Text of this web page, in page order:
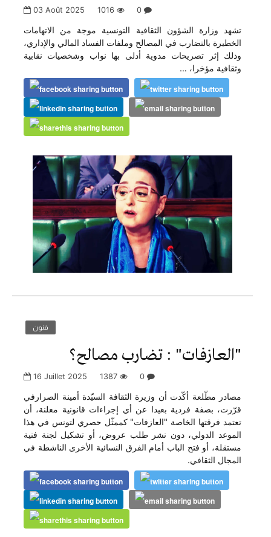
03 Août 2025 1016 0
تشهد وزارة الشؤون الثقافية التونسية موجة من الاتهامات
الخطيرة بالتضارب في المصالح وملفات الفساد المالي والإداري،
وذلك إثر تصريحات مدوية أدلى بها نواب وشخصيات نقابية
وثقافية مؤخرا، …
فنون
"العازفات" : تضارب مصالح؟
16 Juillet 2025 1387 0
مصادر مطّلعة أكّدت أن وزيرة الثقافة السيّدة أمينة الصرارفي
قرّرت، بصفة فردية بعيدا عن أي إجراءات قانونية معلنة، أن
تعتمد فرقتها الخاصة "العازفات" كممثّل حصري لتونس في هذا
الموعد الدولي، دون نشر طلب عروض، أو تشكيل لجنة فنية
مستقلة، أو فتح الباب أمام الفرق النسائية الأخرى الناشطة في
المجال الثقافي.